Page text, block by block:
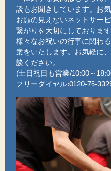
談もお聞きしています。お
お顔の見えないネットサー
繋がりを大切にしておりま
様々なお祝いの行事に関わ
案をいたします。お気軽に
談ください。
(土日祝日も営業/10:00～
フリーダイヤル:0120-76-